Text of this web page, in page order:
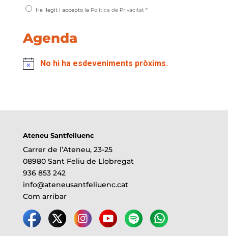
He llegit i accepto la Política de Privacitat*
Agenda
No hi ha esdeveniments pròxims.
Ateneu Santfeliuenc
Carrer de l’Ateneu, 23-25
08980 Sant Feliu de Llobregat
936 853 242
info@ateneusantfeliuenc.cat
Com arribar